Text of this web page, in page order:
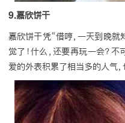
9.嘉欣饼干
嘉欣饼干凭“借哼，一天到晚就
觉了！什么，还要再玩一会？
爱的外表积累了相当多的人气